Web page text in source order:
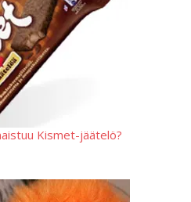
Kismet-jäätelö?